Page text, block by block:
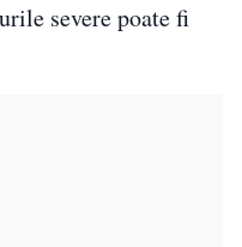
severe poate fi